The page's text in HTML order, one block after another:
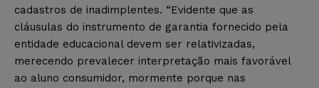
cadastros de inadimplentes. “Evidente que as
cláusulas do instrumento de garantia fornecido pela
entidade educacional devem ser relativizadas,
merecendo prevalecer interpretação mais favorável
ao aluno consumidor, mormente porque nas